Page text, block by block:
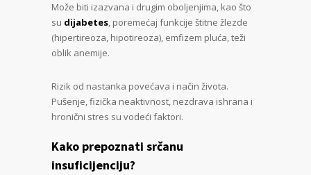
Može biti izazvana i drugim oboljenjima, kao što
su dijabetes, poremećaj funkcije štitne žlezde
(hipertireoza, hipotireoza), emfizem pluća, teži
oblik anemije.
Rizik od nastanka povećava i način života.
Pušenje, fizička neaktivnost, nezdrava ishrana i
hronični stres su vodeći faktori.
Kako prepoznati srčanu
insuficijenciju?